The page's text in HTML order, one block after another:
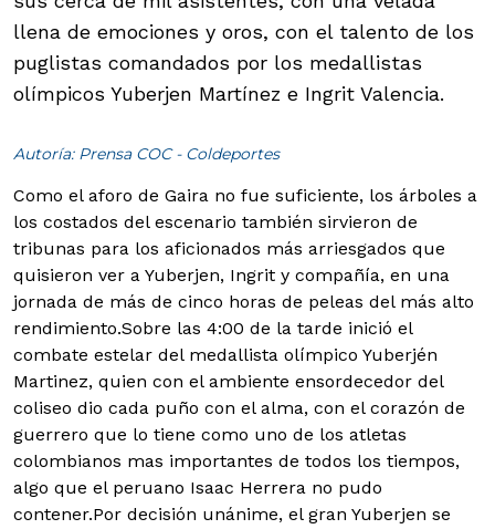
llena de emociones y oros, con el talento de los
puglistas comandados por los medallistas
olímpicos Yuberjen Martínez e Ingrit Valencia.
Autoría: Prensa COC - Coldeportes
Como el aforo de Gaira no fue suficiente, los árboles a
los costados del escenario también sirvieron de
tribunas para los aficionados más arriesgados que
quisieron ver a Yuberjen, Ingrit y compañía, en una
jornada de más de cinco horas de peleas del más alto
rendimiento.Sobre las 4:00 de la tarde inició el
combate estelar del medallista olímpico Yuberjén
Martinez, quien con el ambiente ensordecedor del
coliseo dio cada puño con el alma, con el corazón de
guerrero que lo tiene como uno de los atletas
colombianos mas importantes de todos los tiempos,
algo que el peruano Isaac Herrera no pudo
contener.Por decisión unánime, el gran Yuberjen se